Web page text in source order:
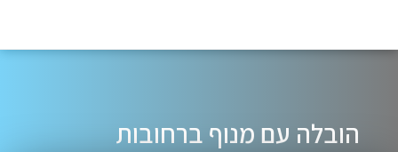
הובלה עם מנוף ברחובות